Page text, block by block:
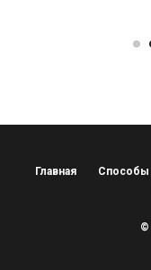
Главная Способы
©